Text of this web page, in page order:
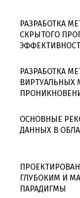
РАЗРАБОТКА
СКРЫТОГО
РАЗРАБОТКА
ВИРТУАЛЬНЫХ
ОСНОВНЫЕ
ДАННЫХ В
ГЛУБОКИМ И
ПАРАДИГМЫ